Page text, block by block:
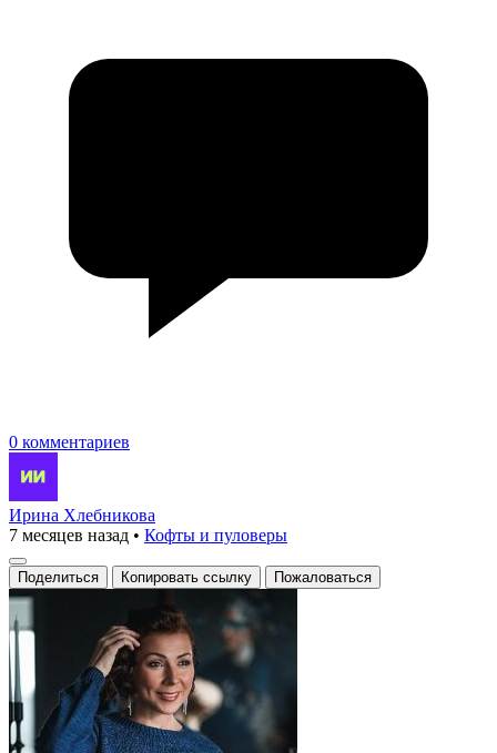
0 комментариев
Ирина Хлебникова
7 месяцев назад • Кофты и пуловеры
Поделиться Копировать ссылку Пожаловаться